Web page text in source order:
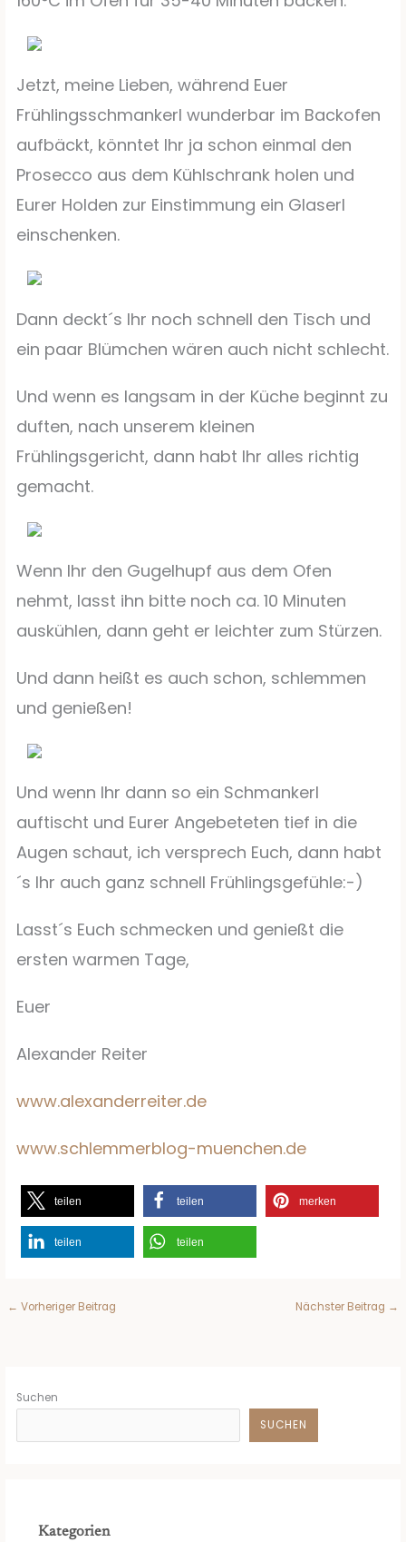
Jetzt, meine Lieben, während Euer
Frühlingsschmankerl wunderbar im Backofen
aufbäckt, könntet Ihr ja schon einmal den
Prosecco aus dem Kühlschrank holen und
Eurer Holden zur Einstimmung ein Glaserl
einschenken.
Dann deckt´s Ihr noch schnell den Tisch und
ein paar Blümchen wären auch nicht schlecht.
Und wenn es langsam in der Küche beginnt zu
duften, nach unserem kleinen
Frühlingsgericht, dann habt Ihr alles richtig
gemacht.
Wenn Ihr den Gugelhupf aus dem Ofen
nehmt, lasst ihn bitte noch ca. 10 Minuten
auskühlen, dann geht er leichter zum Stürzen.
Und dann heißt es auch schon, schlemmen
und genießen!
Und wenn Ihr dann so ein Schmankerl
auftischt und Eurer Angebeteten tief in die
Augen schaut, ich versprech Euch, dann habt
´s Ihr auch ganz schnell Frühlingsgefühle:-)
Lasst´s Euch schmecken und genießt die
ersten warmen Tage,
Euer
Alexander Reiter
www.alexanderreiter.de
www.schlemmerblog-muenchen.de
teilen teilen merken
teilen teilen
← Vorheriger Beitrag Nächster Beitrag →
Suchen
SUCHEN
Kategorien